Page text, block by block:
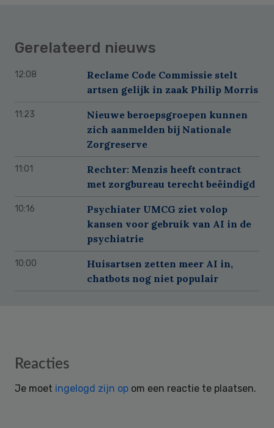
Gerelateerd nieuws
12:08
Reclame Code Commissie stelt
artsen gelijk in zaak Philip Morris
11:23
Nieuwe beroepsgroepen kunnen
zich aanmelden bij Nationale
Zorgreserve
11:01
Rechter: Menzis heeft contract
met zorgbureau terecht beëindigd
10:16
Psychiater UMCG ziet volop
kansen voor gebruik van AI in de
psychiatrie
10:00
Huisartsen zetten meer AI in,
chatbots nog niet populair
Reader
Reacties
Je moet ingelogd zijn op om een reactie te plaatsen.